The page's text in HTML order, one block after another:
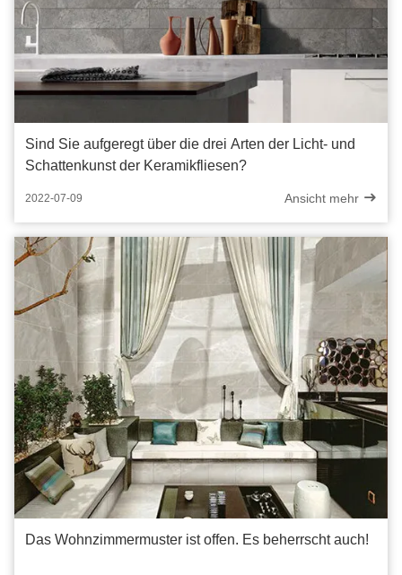
Sind Sie aufgeregt über die drei Arten der Licht- und
Schattenkunst der Keramikfliesen?
2022-07-09 Ansicht mehr
Das Wohnzimmermuster ist offen. Es beherrscht auch!